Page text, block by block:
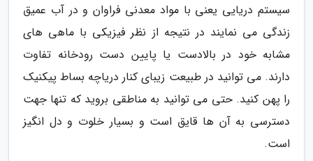
سیستم دریایی یعنی با مواد معدنی فراوان و در آب عمیق
زندگی می نمایند در نتیجه از نظر فیزیکی با ماهی های
مشابه خود در بالادست یا پایین دست رودخانه تفاوت
دارند. می توانید در طبیعت زیبای کنار دریاچه بساط پیکنیک
را پهن کنید. حتی می توانید به مناطقی بروید که تنها جهت
دسترسی به آن ها قایق است و بسیار خلوت و دل انگیز
است.